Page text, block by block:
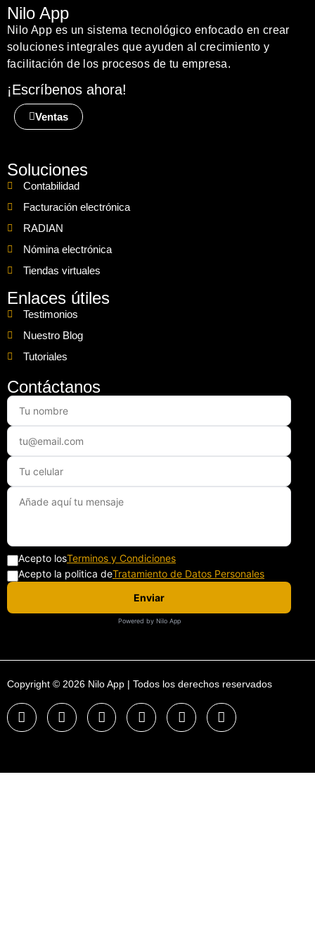
Nilo App
Nilo App es un sistema tecnológico enfocado en crear
soluciones integrales que ayuden al crecimiento y
facilitación de los procesos de tu empresa.
¡Escríbenos ahora!
Ventas
Soluciones
Contabilidad
Facturación electrónica
RADIAN
Nómina electrónica
Tiendas virtuales
Enlaces útiles
Testimonios
Nuestro Blog
Tutoriales
Contáctanos
Acepto losTerminos y Condiciones
Acepto la politica deTratamiento de Datos Personales
Enviar
Powered by Nilo App
Copyright © 2026 Nilo App | Todos los derechos reservados